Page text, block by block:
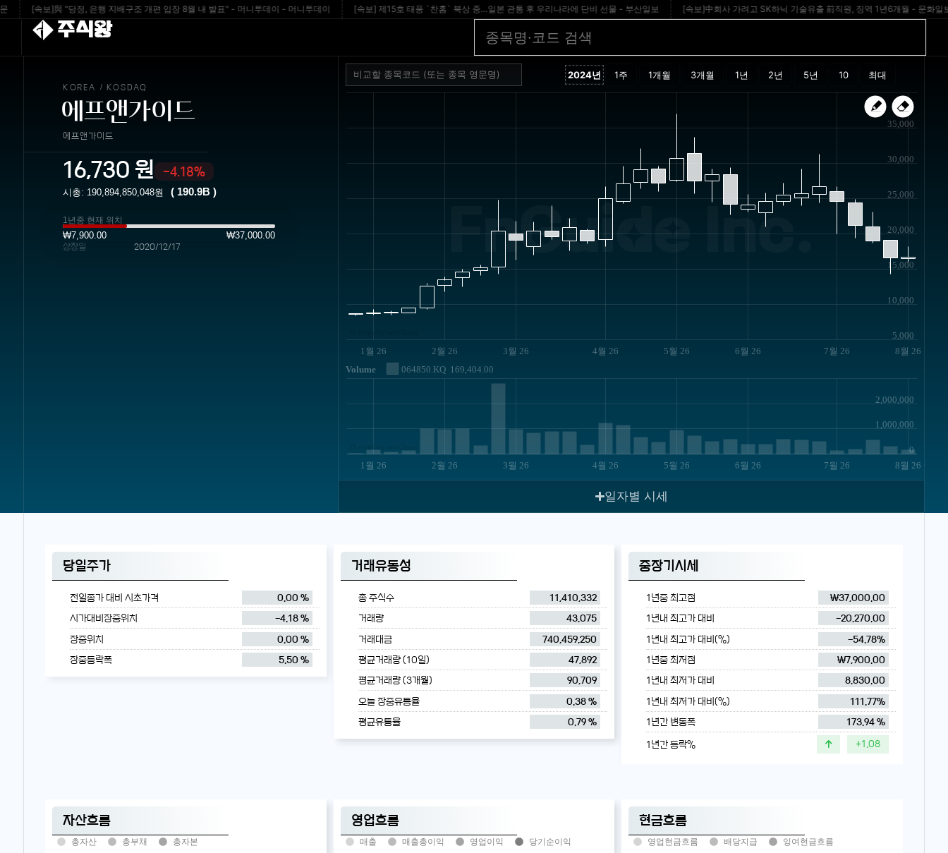
[속보]與 "당정, 은행 지배구조 개편 입장 8월 내 발표" - 머니투데이 - 머니투데이 [속보] 제15호 태풍 `찬홈` 북상 중…일본 관통 후 우리나라에 단비 선물 - 부산일보 [속보]中회사 가려고 SK하닉 기술유출 前직원, 징역 1년6개월 - 문화일보
주식왕
KOREA / KOSDAQ
에프앤가이드
에프앤가이드
16,730 원 -4.18%
시총: 190,894,850,048원 ( 190.9B )
1년중 현재 위치
₩7,900.00 ₩37,000.00
상장일 2020/12/17 FnGuide Inc.
1월 26 2월 26 3월 26 4월 26 5월 26 6월 26 7월 26 8월 26
5,000
10,000
15,000
20,000
25,000
30,000
35,000
Volume 064850.KQ 169,404.00
1월 26 2월 26 3월 26 4월 26 5월 26 6월 26 7월 26 8월 26
0
1,000,000
2,000,000
일자별 시세
당일주가
전일종가 대비 시초가격
0.00 %
시가대비장중위치
-4.18 %
장중위치
0.00 %
장중등락폭
5.50 %
거래유동성
총 주식수
11,410,332
거래량
43,075
거래대금
740,459,250
평균거래량 (10일)
47,892
평균거래량 (3개월)
90,709
오늘 장중유통율
0.38 %
평균유통율
0.79 %
중장기시세
1년중 최고점
₩37,000.00
1년내 최고가 대비
-20,270.00
1년내 최고가 대비(%)
-54.78%
1년중 최저점
₩7,900.00
1년내 최저가 대비
8,830.00
1년내 최저가 대비(%)
111.77%
1년간 변동폭
173.94 %
1년간 등락%
1.08
자산흐름
총자산 총부채 총자본
영업흐름
매출 매출총이익 영업이익 당기순이익
현금흐름
영업현금흐름 배당지급 잉여현금흐름